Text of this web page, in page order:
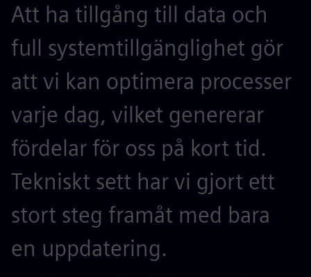
Att ha tillgång till data och
full systemtillgänglighet gör
att vi kan optimera processer
varje dag, vilket genererar
fördelar för oss på kort tid.
Tekniskt sett har vi gjort ett
stort steg framåt med bara
en uppdatering.